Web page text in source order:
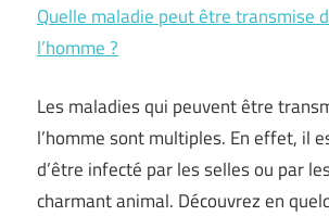
Quelle maladie peut être transmise
l’homme ?
Les maladies qui peuvent être
l’homme sont multiples. En effet, il
d’être infecté par les selles ou par
charmant animal. Découvrez en